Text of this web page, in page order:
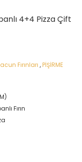
4+4 Pizza Çift
Fırınları ,PİŞİRME
Fırın